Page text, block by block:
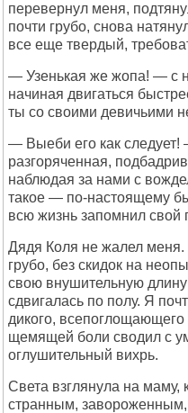
перевернул меня,
почти грубо, снова
все еще твердый,
— Узенькая же жопа! — с
начиная двигаться
ты со своими девичьими
— Выеби его как следует!
разгоряченная,
наблюдая за нами с
такое — по-настоящему
всю жизнь запомнил свой
Дядя Коля не жалел
грубо, без скидок на
свою внушительную длину
сдвигалась по полу. Я
дикого, всепоглощающего
щемящей боли сводил с
оглушительный вихрь.
Света взглянула на маму,
странным,